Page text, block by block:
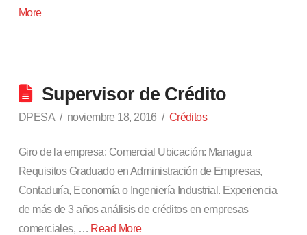
More
Supervisor de Crédito
DPESA noviembre 18, 2016 Créditos
Giro de la empresa: Comercial Ubicación: Managua
Requisitos Graduado en Administración de Empresas,
Contaduría, Economía o Ingeniería Industrial. Experiencia
de más de 3 años análisis de créditos en empresas
comerciales, … Read More